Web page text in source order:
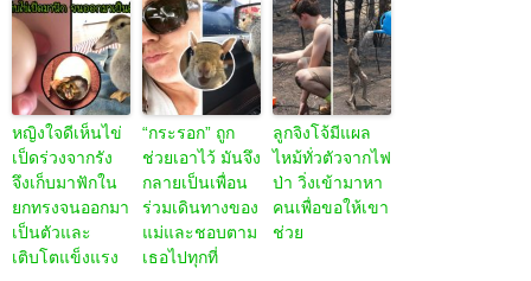
หญิงใจดีเห็นไข่
เป็ดร่วงจากรัง
จึงเก็บมาฟักใน
ยกทรงจนออกมา
เป็นตัวและ
เติบโตแข็งแรง
“กระรอก” ถูก
ช่วยเอาไว้ มันจึง
กลายเป็นเพื่อน
ร่วมเดินทางของ
แม่และชอบตาม
เธอไปทุกที่
ลูกจิงโจ้มีแผล
ไหม้ทั่วตัวจากไฟ
ป่า วิ่งเข้ามาหา
คนเพื่อขอให้เขา
ช่วย